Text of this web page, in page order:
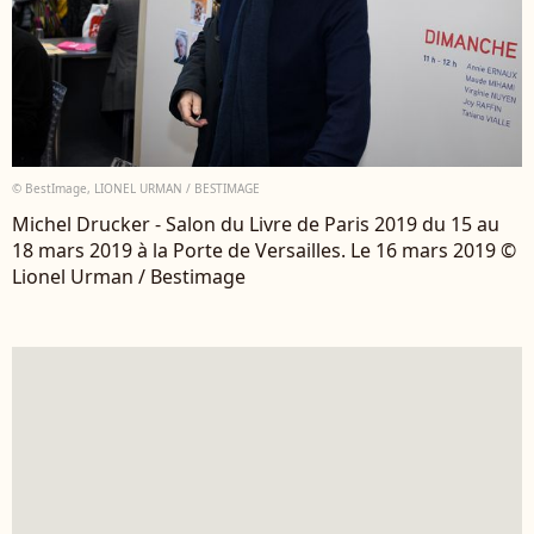
© BestImage, LIONEL URMAN / BESTIMAGE
Michel Drucker - Salon du Livre de Paris 2019 du 15 au
18 mars 2019 à la Porte de Versailles. Le 16 mars 2019 ©
Lionel Urman / Bestimage